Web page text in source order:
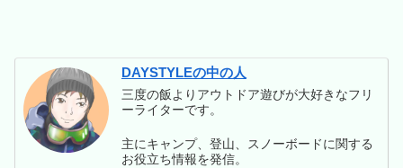
DAYSTYLEの中の人
三度の飯よりアウトドア遊びが大好きなフリ
ーライターです。
主にキャンプ、登山、スノーボードに関する
お役立ち情報を発信。